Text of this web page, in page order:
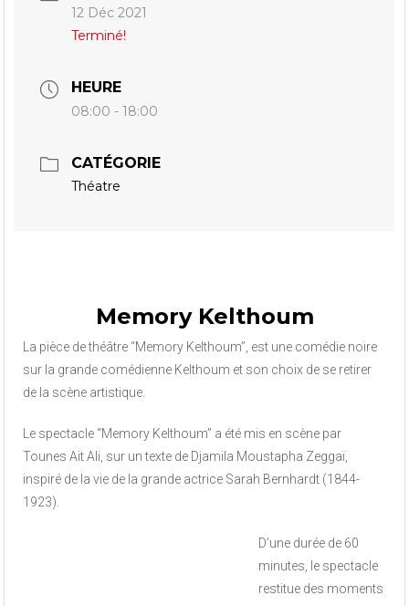
12 Déc 2021
Terminé!
HEURE
08:00 - 18:00
CATÉGORIE
Théatre
Memory Kelthoum
La pièce de théâtre “Memory Kelthoum”, est une comédie noire
sur la grande comédienne Kelthoum et son choix de se retirer
de la scène artistique.
Le spectacle “Memory Kelthoum” a été mis en scène par
Tounes Ait Ali, sur un texte de Djamila Moustapha Zeggaï,
inspiré de la vie de la grande actrice Sarah Bernhardt (1844-
1923).
D’une durée de 60
minutes, le spectacle
restitue des moments